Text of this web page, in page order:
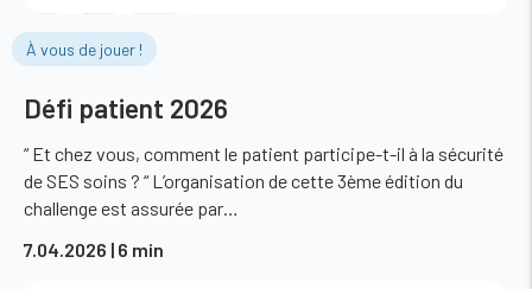
À vous de jouer !
Défi patient 2026
“ Et chez vous, comment le patient participe-t-il à la sécurité
de SES soins ? “ L’organisation de cette 3ème édition du
challenge est assurée par…
7.04.2026 | 6 min